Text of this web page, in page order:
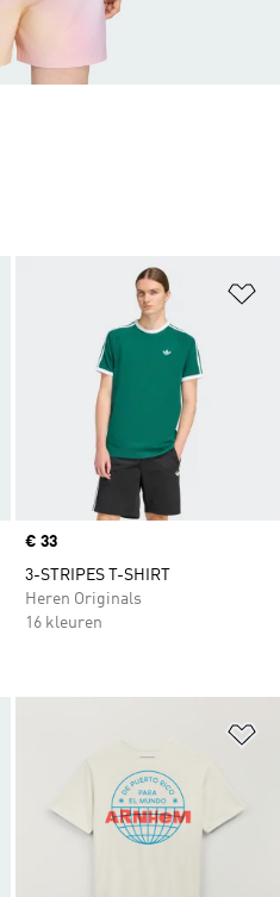
Op verlanglijst zetten
Price
€ 33
3-STRIPES T-SHIRT
Heren Originals
16 kleuren